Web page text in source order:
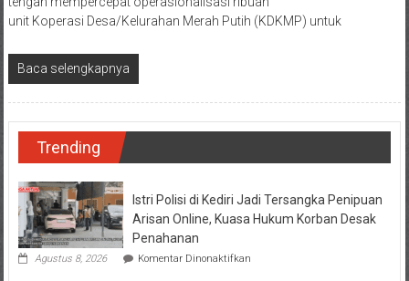
unit Koperasi Desa/Kelurahan Merah Putih (KDKMP) untuk
Baca selengkapnya
Trending
Istri Polisi di Kediri Jadi Tersangka Penipuan
Arisan Online, Kuasa Hukum Korban Desak
Penahanan
Agustus 8, 2026 Komentar Dinonaktifkanpada